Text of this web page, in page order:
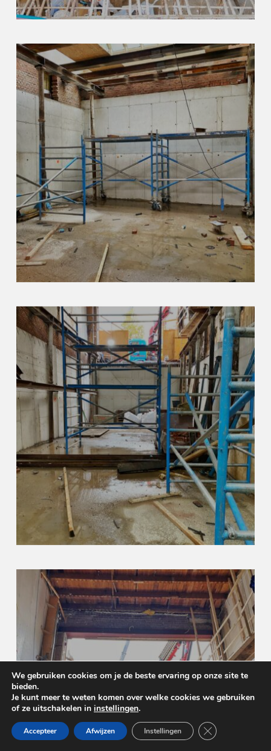
We gebruiken cookies om je de beste ervaring op onze site te
bieden.
Je kunt meer te weten komen over welke cookies we gebruiken
of ze uitschakelen in instellingen.
Accepteer Afwijzen Instellingen Sluit AVG/